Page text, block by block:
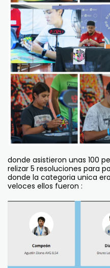
donde asistieron unas 100
relizar 5 resoluciones para
donde la categoria unica
veloces ellos fueron :